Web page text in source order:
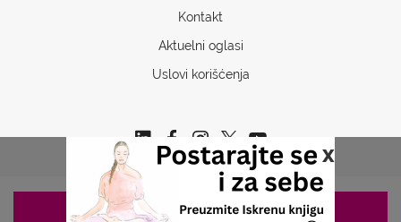
x
Kontakt
Aktuelni oglasi
Uslovi korišćenja
ZAKAZIVANJE 063/687-460